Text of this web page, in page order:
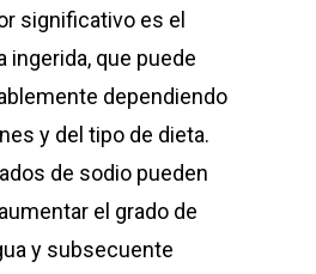
significativo es el
ingerida, que puede
dependiendo
y del tipo de dieta.
de sodio pueden
el grado de
y subsecuente